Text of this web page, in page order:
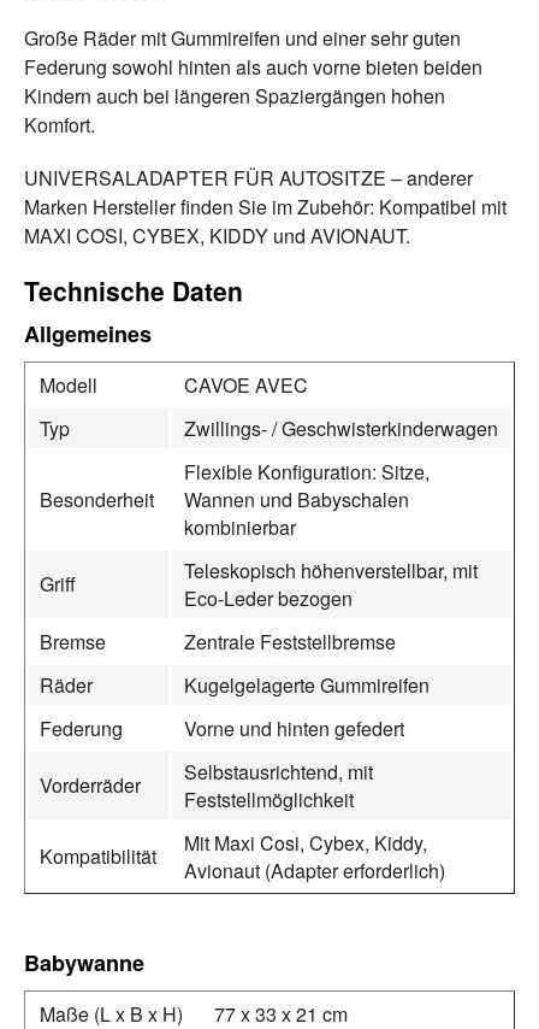
Große Räder mit Gummireifen und einer sehr guten
Federung sowohl hinten als auch vorne bieten beiden
Kindern auch bei längeren Spaziergängen hohen
Komfort.
UNIVERSALADAPTER FÜR AUTOSITZE – anderer
Marken Hersteller finden Sie im Zubehör: Kompatibel mit
MAXI COSI, CYBEX, KIDDY und AVIONAUT.
Technische Daten
Allgemeines
Modell
CAVOE AVEC
Typ
Zwillings- / Geschwisterkinderwagen
Besonderheit
Flexible Konfiguration: Sitze,
Wannen und Babyschalen
kombinierbar
Griff
Teleskopisch höhenverstellbar, mit
Eco-Leder bezogen
Bremse
Zentrale Feststellbremse
Räder
Kugelgelagerte Gummireifen
Federung
Vorne und hinten gefedert
Vorderräder
Selbstausrichtend, mit
Feststellmöglichkeit
Kompatibilität
Mit Maxi Cosi, Cybex, Kiddy,
Avionaut (Adapter erforderlich)
Babywanne
Maße (L x B x H) 77 x 33 x 21 cm